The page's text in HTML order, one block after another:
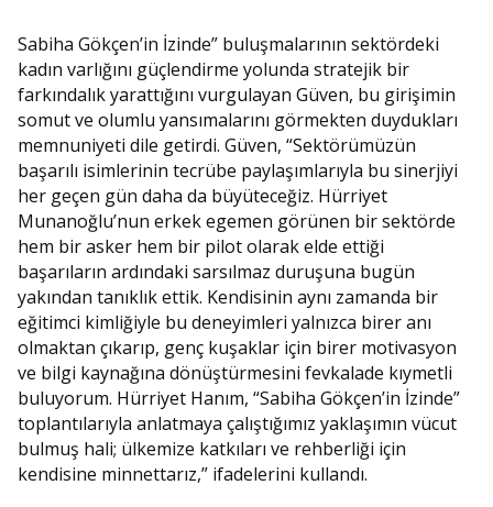
Sabiha Gökçen’in İzinde” buluşmalarının sektördeki
kadın varlığını güçlendirme yolunda stratejik bir
farkındalık yarattığını vurgulayan Güven, bu girişimin
somut ve olumlu yansımalarını görmekten duydukları
memnuniyeti dile getirdi. Güven, “Sektörümüzün
başarılı isimlerinin tecrübe paylaşımlarıyla bu sinerjiyi
her geçen gün daha da büyüteceğiz. Hürriyet
Munanoğlu’nun erkek egemen görünen bir sektörde
hem bir asker hem bir pilot olarak elde ettiği
başarıların ardındaki sarsılmaz duruşuna bugün
yakından tanıklık ettik. Kendisinin aynı zamanda bir
eğitimci kimliğiyle bu deneyimleri yalnızca birer anı
olmaktan çıkarıp, genç kuşaklar için birer motivasyon
ve bilgi kaynağına dönüştürmesini fevkalade kıymetli
buluyorum. Hürriyet Hanım, “Sabiha Gökçen’in İzinde”
toplantılarıyla anlatmaya çalıştığımız yaklaşımın vücut
bulmuş hali; ülkemize katkıları ve rehberliği için
kendisine minnettarız,” ifadelerini kullandı.